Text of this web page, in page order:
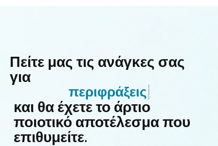
Πείτε μας τις ανάγκες σας
για
περιφράξεις
και θα έχετε το άρτιο
ποιοτικό αποτέλεσμα που
επιθυμείτε.